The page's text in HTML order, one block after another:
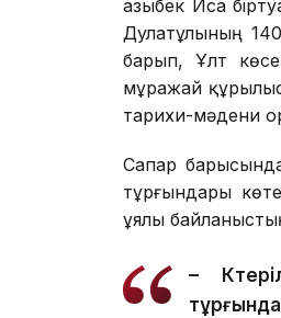
Қазыбек Иса
Дулатұлының
барып, Ұлт
мұражай
тарихи-мәдени
Сапар
тұрғындары
ұялы байланыстың
–